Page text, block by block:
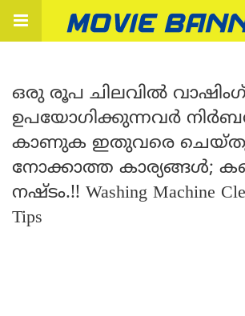
ഒരു രൂപ ചിലവിൽ
ഉപയോഗിക്കുന്നവർ
കാണുക ഇതുവരെ
നോക്കാത്ത കാര്യങ്ങൾ;
നഷ്ടം.!! Washing Machine
Tips